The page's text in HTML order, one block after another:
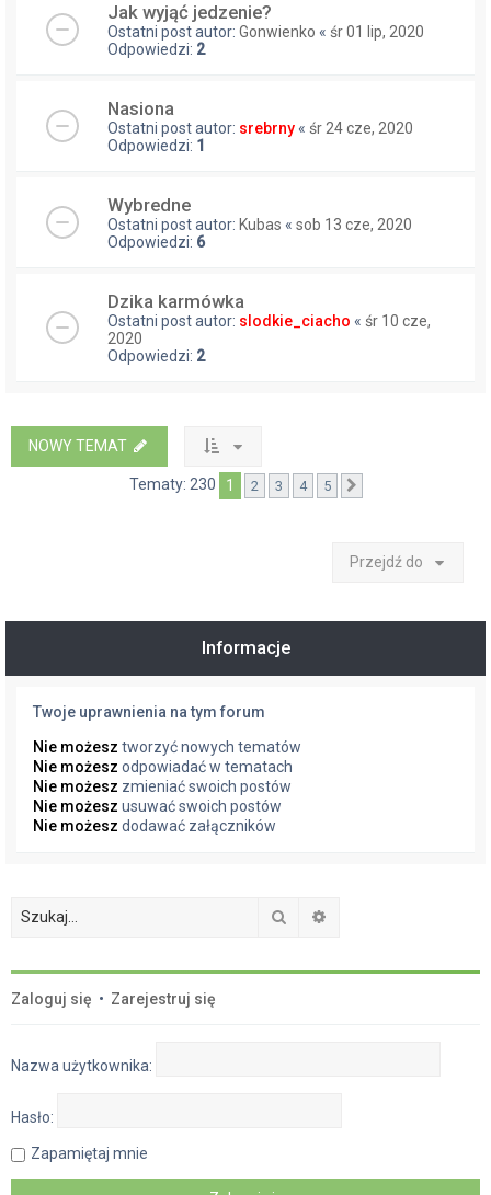
Jak wyjąć jedzenie?
Ostatni post autor: Gonwienko « śr 01 lip, 2020
Odpowiedzi: 2
Nasiona
Ostatni post autor: srebrny « śr 24 cze, 2020
Odpowiedzi: 1
Wybredne
Ostatni post autor: Kubas « sob 13 cze, 2020
Odpowiedzi: 6
Dzika karmówka
Ostatni post autor: slodkie_ciacho « śr 10 cze,
2020
Odpowiedzi: 2
NOWY TEMAT
Tematy: 230 1 2 3 4 5
Przejdź do
Informacje
Twoje uprawnienia na tym forum
Nie możesz tworzyć nowych tematów
Nie możesz odpowiadać w tematach
Nie możesz zmieniać swoich postów
Nie możesz usuwać swoich postów
Nie możesz dodawać załączników
Szukaj
Zaloguj się • Zarejestruj się
Nazwa użytkownika:
Hasło:
Zapamiętaj mnie